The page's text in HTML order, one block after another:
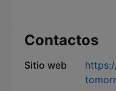
Contactos
Sitio web